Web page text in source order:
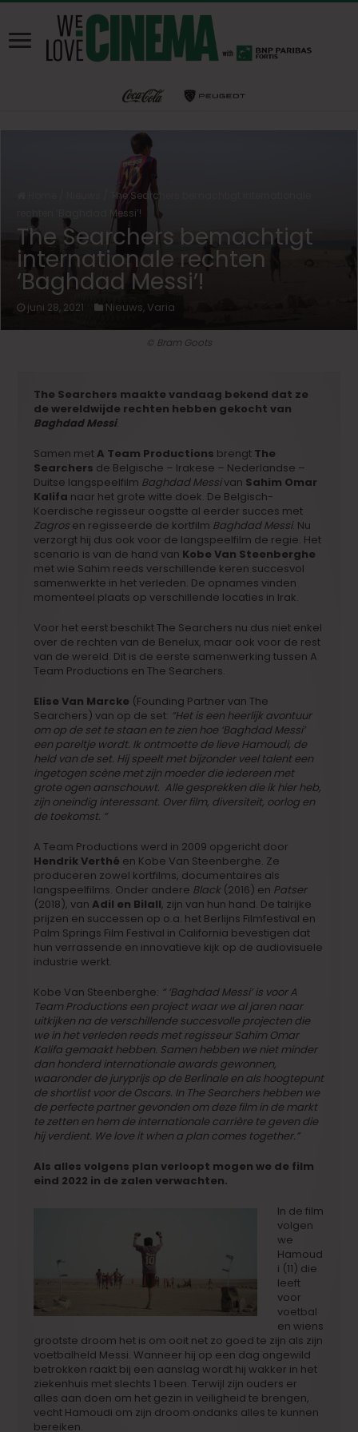
The Searchers bemachtigt internationale
rechten ‘Baghdad Messi’!
The Searchers bemachtigt
internationale rechten
‘Baghdad Messi’!
juni 28, 2021 Nieuws, Varia
© Bram Goots
The Searchers maakte vandaag bekend dat ze
de wereldwijde rechten hebben gekocht van
Baghdad Messi.
Samen metA Team Productions brengt The
Searchers de Belgische – Irakese – Nederlandse –
Duitse langspeelfilm Baghdad Messivan Sahim Omar
Kalifa naar het grote witte doek. De Belgisch-
Koerdische regisseur oogstte al eerder succes met
Zagros en regisseerde de kortfilm Baghdad Messi. Nu
verzorgt hij dus ook voor de langspeelfilm de regie. Het
scenario is van de hand van Kobe Van Steenberghe
met wie Sahim reeds verschillende keren succesvol
samenwerkte in het verleden. De opnames vinden
momenteel plaats op verschillende locaties in Irak.
Voor het eerst beschikt The Searchers nu dus niet enkel
over de rechten van de Benelux, maar ook voor de rest
van de wereld. Dit is de eerste samenwerking tussen A
Team Productions en The Searchers.
Elise Van Marcke (Founding Partner van The
Searchers) van op de set: “Het is een heerlijk avontuur
om op de set te staan en te zien hoe ‘Baghdad Messi’
een pareltje wordt. Ik ontmoette de lieve Hamoudi, de
held van de set. Hij speelt met bijzonder veel talent een
ingetogen scène met zijn moeder die iedereen met
grote ogen aanschouwt. Alle gesprekken die ik hier heb,
zijn oneindig interessant. Over film, diversiteit, oorlog en
de toekomst. “
A Team Productions werd in 2009 opgericht door
Hendrik Verthé en Kobe Van Steenberghe. Ze
produceren zowel kortfilms, documentaires als
langspeelfilms. Onder andere Black(2016) en Patser
(2018), vanAdil en Bilall, zijn van hun hand. De talrijke
prijzen en successen op o.a. het Berlijns Filmfestival en
Palm Springs Film Festival in California bevestigen dat
hun verrassende en innovatieve kijk op de audiovisuele
industrie werkt.
Kobe Van Steenberghe: “ ‘Baghdad Messi’ is voor A
Team Productions een project waar we al jaren naar
uitkijken na de verschillende succesvolle projecten die
we in het verleden reeds met regisseur Sahim Omar
Kalifa gemaakt hebben. Samen hebben we niet minder
dan honderd internationale awards gewonnen,
waaronder de juryprijs op de Berlinale en als hoogtepunt
de shortlist voor de Oscars. In The Searchers hebben we
de perfecte partner gevonden om deze film in de markt
te zetten en hem de internationale carrière te geven die
hij verdient. We love it when a plan comes together.”
Als alles volgens plan verloopt mogen we de film
eind 2022 in de zalen verwachten.
In de film
volgen
we
Hamoud
i (11) die
leeft
voor
voetbal
en wiens
grootste droom het is om ooit net zo goed te zijn als zijn
voetbalheld Messi. Wanneer hij op een dag ongewild
betrokken raakt bij een aanslag wordt hij wakker in het
ziekenhuis met slechts 1 been. Terwijl zijn ouders er
alles aan doen om het gezin in veiligheid te brengen,
vecht Hamoudi om zijn droom ondanks alles te kunnen
bereiken.